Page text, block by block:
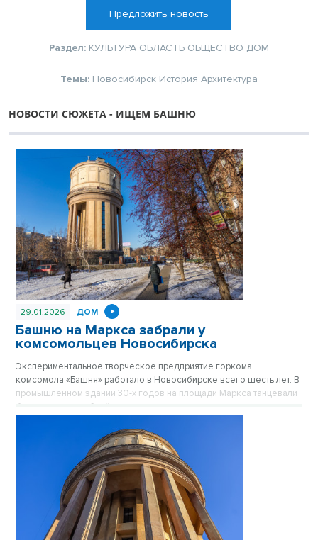
Предложить новость
Раздел: КУЛЬТУРА ОБЛАСТЬ ОБЩЕСТВО ДОМ
Темы: Новосибирск История Архитектура
НОВОСТИ СЮЖЕТА - ИЩЕМ БАШНЮ
29.01.2026 ДОМ
Башню на Маркса забрали у
комсомольцев Новосибирска
Экспериментальное творческое предприятие горкома
комсомола «Башня» работало в Новосибирске всего шесть лет. В
промышленном здании 30-х годов на площади Маркса танцевали
бальные танцы и брейк-данс, проводили концерты и вечеринки.
закончился в 1991 году. Тогда сюда пришли братки. О том, как это
было, VN.ru рассказал директор «Башни» Андрей Федотов.